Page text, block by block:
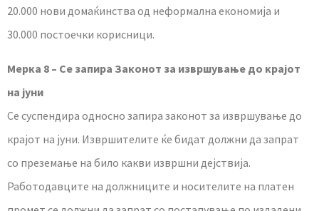
20.000 нови домаќинства од неформална економија и
30.000 постоечки корисници.
Мерка 8 – Се запира Законот за извршување до крајот
на јуни
Се суспендира односно запира законот за извршување до
крајот на јуни. Извршителите ќе бидат должни да запрат
со преземање на било какви извршни дејствија.
Работодавците на должниците и носителите на платен